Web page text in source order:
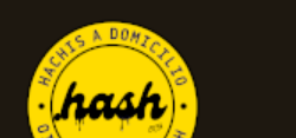
contenido